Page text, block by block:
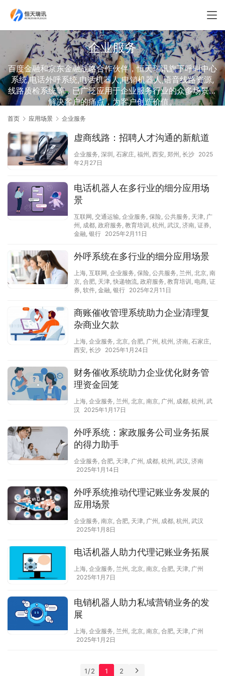
企业服务
百度金融和京东金融战略合作伙伴，恒天瑞讯旗下呼叫中心
系统,电话外呼系统,电话机器人,电销机器人,语音线路资源,
线路质检系统等，已广泛应用于企业服务行业的众多场景，
解决客户的痛点，为客户创造价值。
首页 应用场景 企业服务
虚商线路：招聘人才沟通的新航道
企业服务, 深圳 , 石家庄, 福州 , 西安, 郑州 , 长沙 2025
年2月27日
电话机器人在多行业的细分应用场
景
互联网, 交通运输, 企业服务, 保险, 公共服务, 天津, 广
州 , 成都, 政府服务, 教育培训 , 杭州 , 武汉 , 济南, 证券,
金融, 银行 2025年2月11日
外呼系统在多行业的细分应用场景
上海, 互联网, 企业服务, 保险, 公共服务, 兰州 , 北京, 南
京, 合肥, 天津, 快递物流, 政府服务, 教育培训 , 电商, 证
券, 软件, 金融, 银行 2025年2月11日
商账催收管理系统助力企业清理复
杂商业欠款
上海, 企业服务, 北京, 合肥, 广州 , 杭州 , 济南, 石家庄,
西安, 长沙 2025年1月24日
财务催收系统助力企业优化财务管
理资金回笼
上海, 企业服务, 兰州 , 北京, 南京, 广州 , 成都, 杭州 , 武
汉
2025年1月17日
外呼系统：家政服务公司业务拓展
的得力助手
企业服务, 合肥, 天津, 广州 , 成都, 杭州 , 武汉 , 济南
2025年1月14日
外呼系统推动代理记账业务发展的
应用场景
企业服务, 南京, 合肥, 天津, 广州 , 成都, 杭州 , 武汉
2025年1月8日
电话机器人助力代理记账业务拓展
上海, 企业服务, 兰州 , 北京, 南京, 合肥, 天津, 广州
2025年1月7日
电销机器人助力私域营销业务的发
展
上海, 企业服务, 兰州 , 北京, 南京, 合肥, 天津, 广州
2025年1月2日
1 / 2 1 2